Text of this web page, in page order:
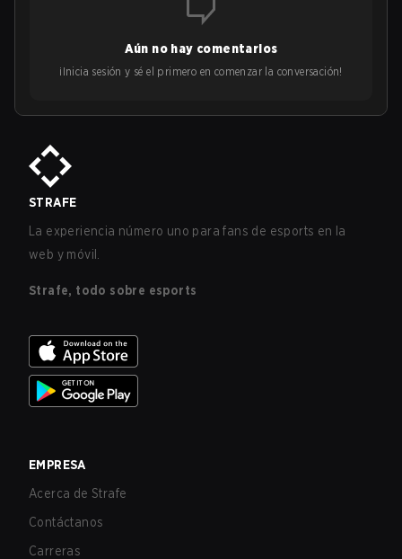
Aún no hay comentarios
¡Inicia sesión y sé el primero en comenzar la conversación!
STRAFE
La experiencia número uno para fans de esports en la
web y móvil.
Strafe, todo sobre esports
EMPRESA
Acerca de Strafe
Contáctanos
Carreras